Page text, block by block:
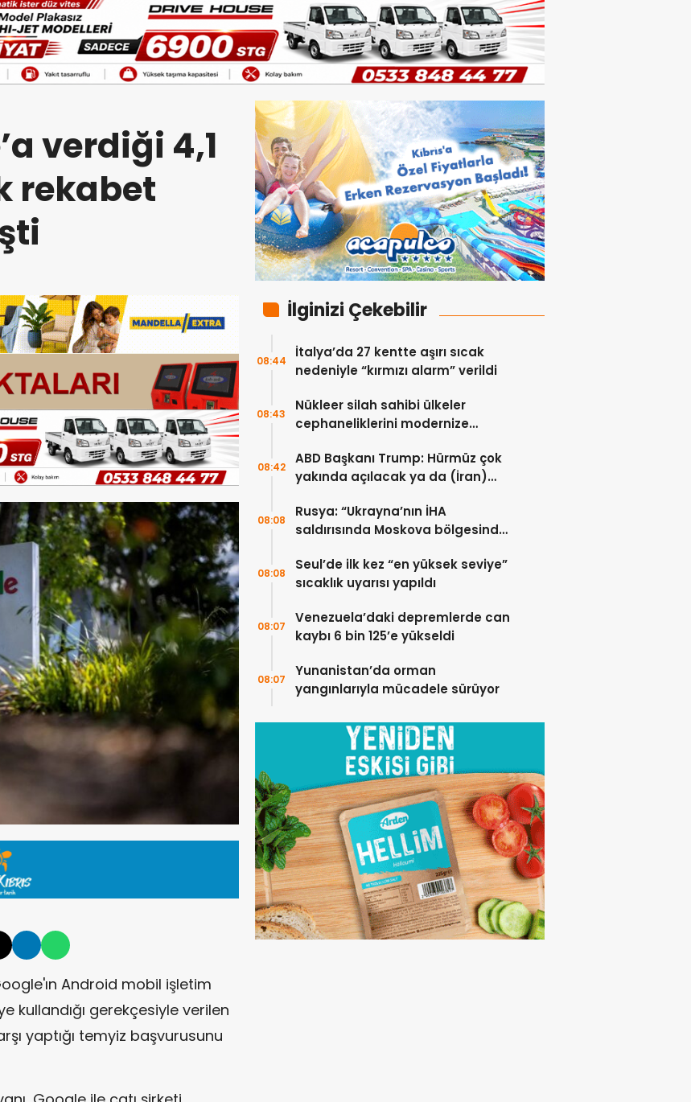
verdiği 4,1
rekabet
Android mobil işletim
kullandığı gerekçesiyle verilen
yaptığı temyiz başvurusunu
İlginizi Çekebilir
İtalya’da 27 kentte aşırı sıcak
nedeniyle “kırmızı alarm” verildi
08:44
Nükleer silah sahibi ülkeler
cephaneliklerini modernize
08:43
ABD Başkanı Trump: Hürmüz çok
yakında açılacak ya da (İran)
08:42
Rusya: “Ukrayna’nın İHA
saldırısında Moskova bölgesinde
08:08
Seul’de ilk kez “en yüksek seviye”
sıcaklık uyarısı yapıldı
08:08
Venezuela’daki depremlerde can
kaybı 6 bin 125’e yükseldi
08:07
Yunanistan’da orman
yangınlarıyla mücadele sürüyor
08:07